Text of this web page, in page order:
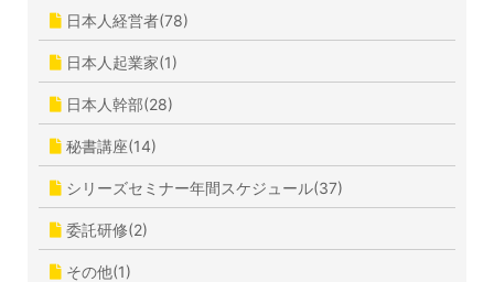
日本人経営者(78)
日本人起業家(1)
日本人幹部(28)
秘書講座(14)
シリーズセミナー年間スケジュール(37)
委託研修(2)
その他(1)